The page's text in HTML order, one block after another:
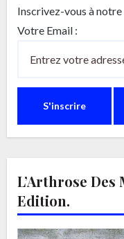
Inscrivez-vous à
Votre Email :
L’Arthrose Des
Edition.